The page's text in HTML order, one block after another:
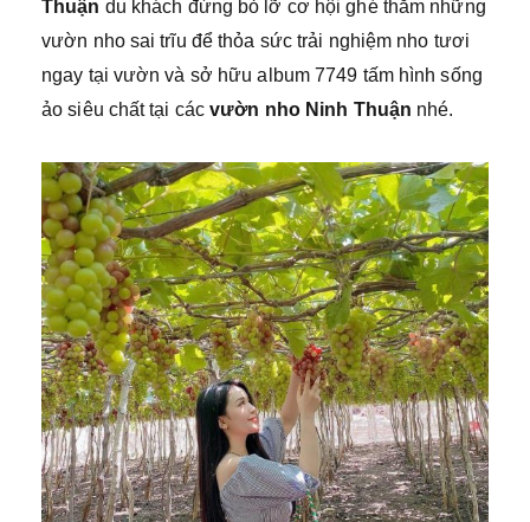
Thuận du khách đừng bỏ lỡ cơ hội ghé thăm những
vườn nho sai trĩu để thỏa sức trải nghiệm nho tươi
ngay tại vườn và sở hữu album 7749 tấm hình sống
ảo siêu chất tại cácvườn nho Ninh Thuận nhé.